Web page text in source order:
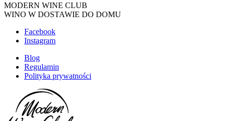
MODERN WINE CLUB
WINO W DOSTAWIE DO DOMU
Facebook
Instagram
Blog
Regulamin
Polityka prywatności